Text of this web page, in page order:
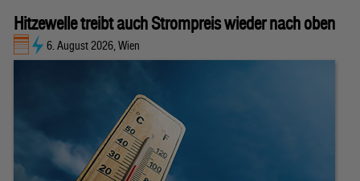
Hitzewelle treibt auch Strompreis wieder nach oben
6. August 2026, Wien